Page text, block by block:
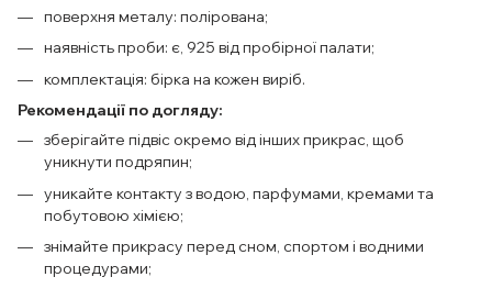
поверхня металу: полірована;
наявність проби: є, 925 від пробірної палати;
комплектація: бірка на кожен виріб.
Рекомендації по догляду:
зберігайте підвіс окремо від інших прикрас, щоб
уникнути подряпин;
уникайте контакту з водою, парфумами, кремами та
побутовою хімією;
знімайте прикрасу перед сном, спортом і водними
процедурами;